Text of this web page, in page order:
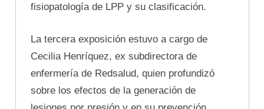
fisiopatología de LPP y su clasificación.
La tercera exposición estuvo a cargo de
Cecilia Henríquez, ex subdirectora de
enfermería de Redsalud, quien profundizó
sobre los efectos de la generación de